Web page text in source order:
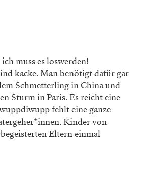
muss es loswerden!
kacke. Man benötigt dafür gar
Schmetterling in China und
Sturm in Paris. Es reicht eine
fehlt eine ganze
Kinder von
Eltern einmal